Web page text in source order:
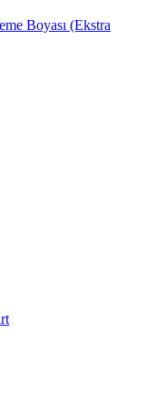
Boyası (Ekstra